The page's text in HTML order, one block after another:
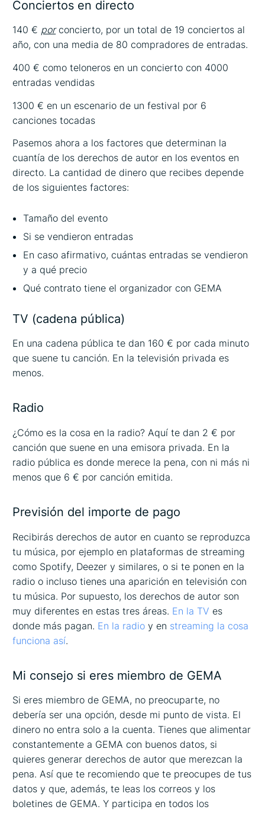
Conciertos en directo
140 € porconcierto, por un total de 19 conciertos al
año, con una media de 80 compradores de entradas.
400 € como teloneros en un concierto con 4000
entradas vendidas
1300 € en un escenario de un festival por 6
canciones tocadas
Pasemos ahora a los factores que determinan la
cuantía de los derechos de autor en los eventos en
directo. La cantidad de dinero que recibes depende
de los siguientes factores:
Tamaño del evento
Si se vendieron entradas
En caso afirmativo, cuántas entradas se vendieron
y a qué precio
Qué contrato tiene el organizador con GEMA
TV (cadena pública)
En una cadena pública te dan 160 € por cada minuto
que suene tu canción. En la televisión privada es
menos.
Radio
¿Cómo es la cosa en la radio? Aquí te dan 2 € por
canción que suene en una emisora privada. En la
radio pública es donde merece la pena, con ni más ni
menos que 6 € por canción emitida.
Previsión del importe de pago
Recibirás derechos de autor en cuanto se reproduzca
tu música, por ejemplo en plataformas de streaming
como Spotify, Deezer y similares, o si te ponen en la
radio o incluso tienes una aparición en televisión con
tu música. Por supuesto, los derechos de autor son
muy diferentes en estas tres áreas. En la TV es
donde más pagan. En la radio y en streaming la cosa
funciona así.
Mi consejo si eres miembro de GEMA
Si eres miembro de GEMA, no preocuparte, no
debería ser una opción, desde mi punto de vista. El
dinero no entra solo a la cuenta. Tienes que alimentar
constantemente a GEMA con buenos datos, si
quieres generar derechos de autor que merezcan la
pena. Así que te recomiendo que te preocupes de tus
datos y que, además, te leas los correos y los
boletines de GEMA. Y participa en todos los